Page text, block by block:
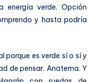
energía verde. Opción
y hasta podría
porque es verde sí o sí y
de pensar. Anatema. Y